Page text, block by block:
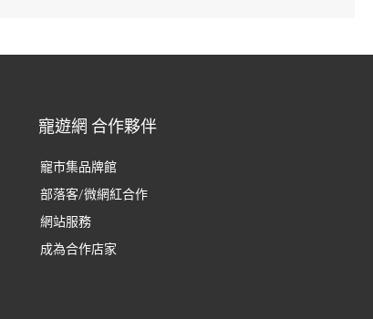
寵遊網 合作夥伴
寵市集品牌館
部落客/微網紅合作
網站服務
成為合作店家